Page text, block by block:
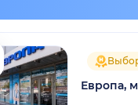
Европа,